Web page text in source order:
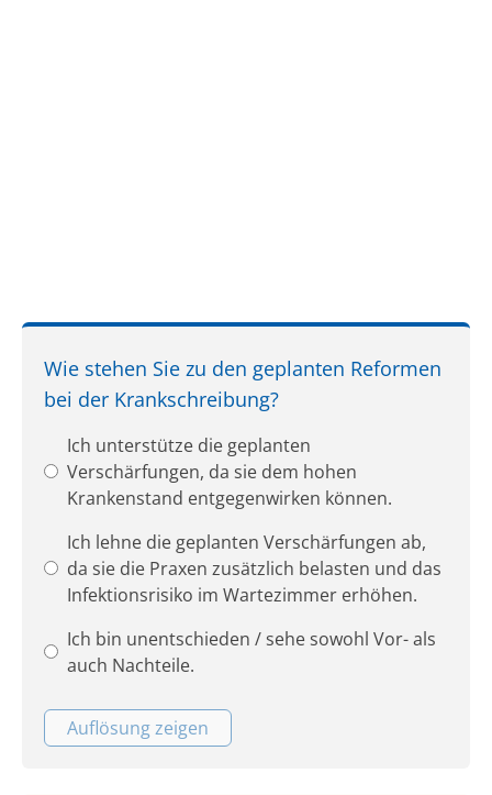
Wie stehen Sie zu den geplanten Reformen
bei der Krankschreibung?
Ich unterstütze die geplanten
Verschärfungen, da sie dem hohen
Krankenstand entgegenwirken können.
Ich lehne die geplanten Verschärfungen ab,
da sie die Praxen zusätzlich belasten und das
Infektionsrisiko im Wartezimmer erhöhen.
Ich bin unentschieden / sehe sowohl Vor- als
auch Nachteile.
Auflösung zeigen